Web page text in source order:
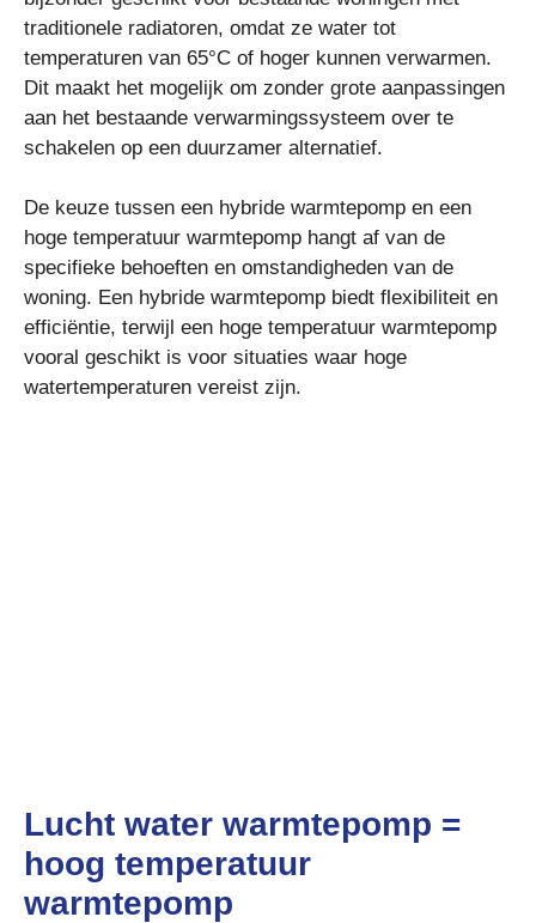
traditionele radiatoren, omdat ze water tot
temperaturen van 65°C of hoger kunnen verwarmen.
Dit maakt het mogelijk om zonder grote aanpassingen
aan het bestaande verwarmingssysteem over te
schakelen op een duurzamer alternatief.
De keuze tussen een hybride warmtepomp en een
hoge temperatuur warmtepomp hangt af van de
specifieke behoeften en omstandigheden van de
woning. Een hybride warmtepomp biedt flexibiliteit en
efficiëntie, terwijl een hoge temperatuur warmtepomp
vooral geschikt is voor situaties waar hoge
watertemperaturen vereist zijn.
Lucht water warmtepomp =
hoog temperatuur
warmtepomp